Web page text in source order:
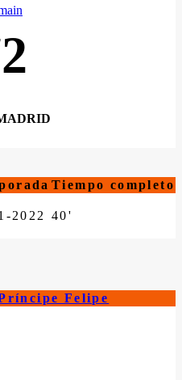
Tiempo completo
2022 40'
Felipe